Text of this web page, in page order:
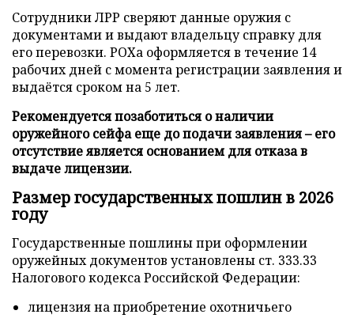
Сотрудники ЛРР сверяют данные оружия с
документами и выдают владельцу справку для
его перевозки. РОХа оформляется в течение 14
рабочих дней с момента регистрации заявления и
выдаётся сроком на 5 лет.
Рекомендуется позаботиться о наличии
оружейного сейфа еще до подачи заявления – его
отсутствие является основанием для отказа в
выдаче лицензии.
Размер государственных пошлин в 2026
году
Государственные пошлины при оформлении
оружейных документов установлены ст. 333.33
Налогового кодекса Российской Федерации:
лицензия на приобретение охотничьего